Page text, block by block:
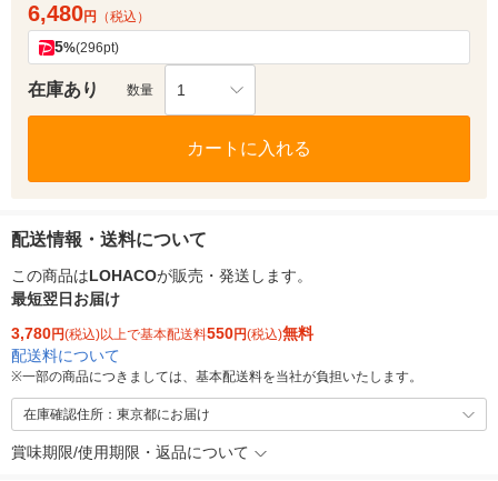
6,480円 （税込）
5%(296pt)
在庫あり 数量 1
カートに入れる
配送情報・送料について
この商品はLOHACOが販売・発送します。
最短翌日お届け
3,780円(税込)以上で基本配送料550円(税込)無料
配送料について
※一部の商品につきましては、基本配送料を当社が負担いたします。
在庫確認住所：東京都にお届け
賞味期限/使用期限・返品について